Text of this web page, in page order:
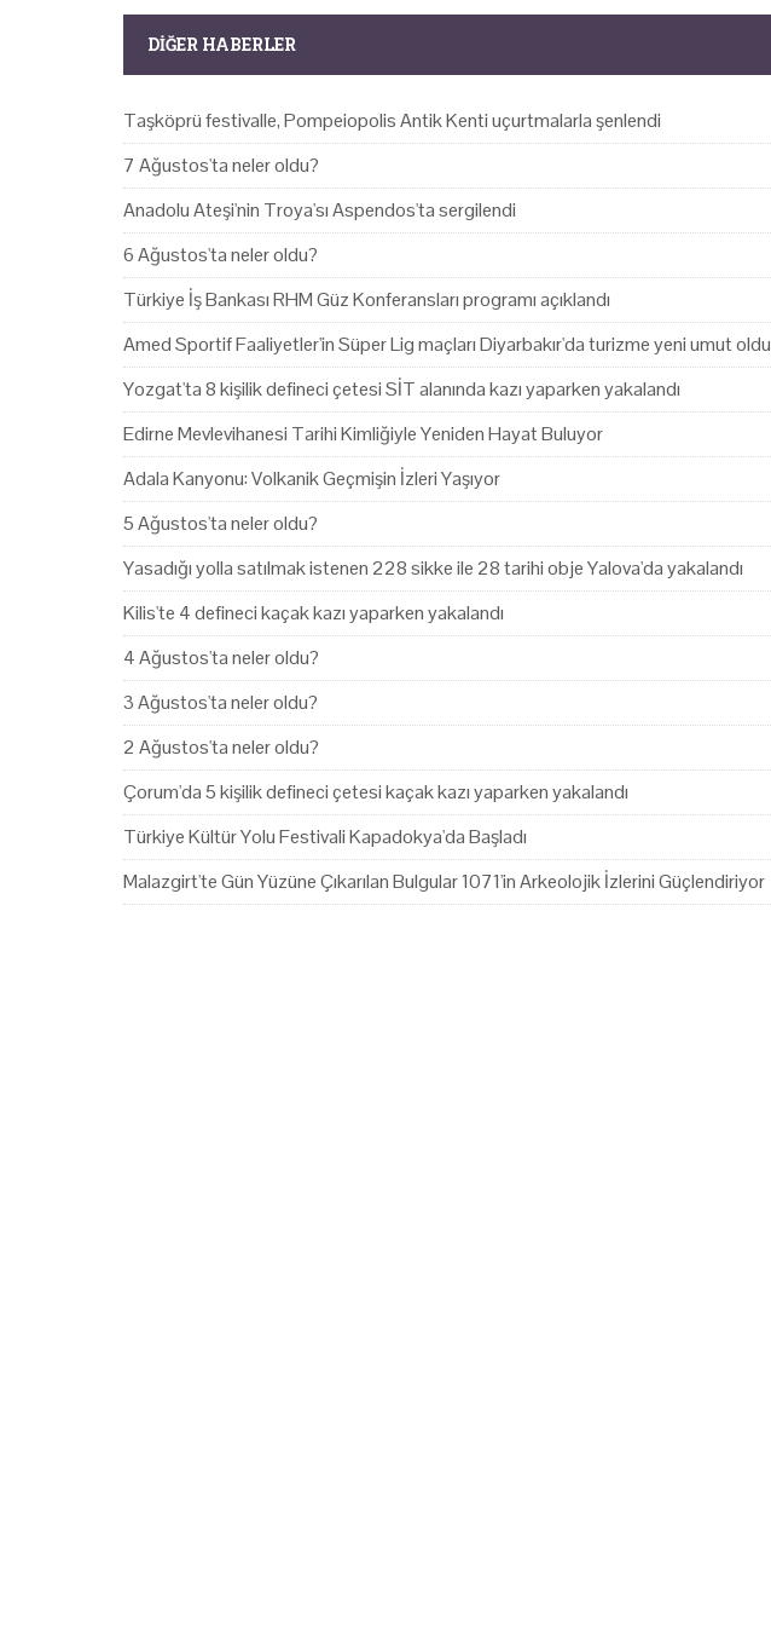
DIĞER HABERLER
Taşköprü festivalle, Pompeiopolis Antik Kenti uçurtmalarla şenlendi
7 Ağustos'ta neler oldu?
Anadolu Ateşi'nin Troya'sı Aspendos'ta sergilendi
6 Ağustos'ta neler oldu?
Türkiye İş Bankası RHM Güz Konferansları programı açıklandı
Amed Sportif Faaliyetler'in Süper Lig maçları Diyarbakır'da turizme yeni umut oldu
Yozgat'ta 8 kişilik defineci çetesi SİT alanında kazı yaparken yakalandı
Edirne Mevlevihanesi Tarihi Kimliğiyle Yeniden Hayat Buluyor
Adala Kanyonu: Volkanik Geçmişin İzleri Yaşıyor
5 Ağustos'ta neler oldu?
Yasadığı yolla satılmak istenen 228 sikke ile 28 tarihi obje Yalova'da yakalandı
Kilis'te 4 defineci kaçak kazı yaparken yakalandı
4 Ağustos'ta neler oldu?
3 Ağustos'ta neler oldu?
2 Ağustos'ta neler oldu?
Çorum'da 5 kişilik defineci çetesi kaçak kazı yaparken yakalandı
Türkiye Kültür Yolu Festivali Kapadokya'da Başladı
Malazgirt'te Gün Yüzüne Çıkarılan Bulgular 1071'in Arkeolojik İzlerini Güçlendiriyor